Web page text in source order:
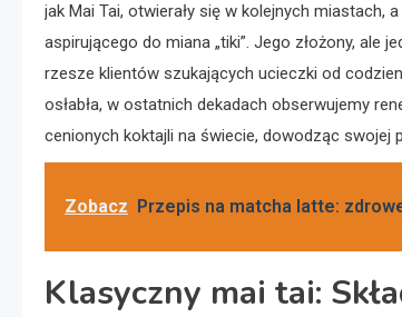
jak Mai Tai, otwierały się w kolejnych miastach,
aspirującego do miana „tiki”. Jego złożony, ale
rzesze klientów szukających ucieczki od
osłabła, w ostatnich dekadach obserwujemy
cenionych koktajli na świecie, dowodząc swojej
Zobacz Przepis na matcha latte:
Klasyczny mai tai: